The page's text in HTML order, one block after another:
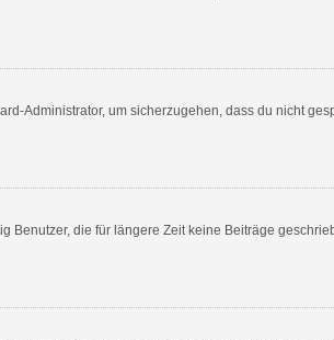
Administrator, um sicherzugehen, dass du nicht
Benutzer, die für längere Zeit keine Beiträge